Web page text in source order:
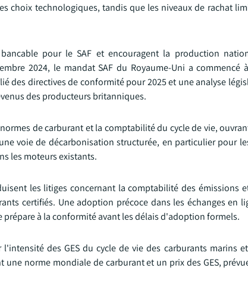
choix technologiques, tandis que les niveaux de rachat
pour le SAF et encouragent la production
2024, le mandat SAF du Royaume-Uni a commencé
des directives de conformité pour 2025 et une analyse
des producteurs britanniques.
de carburant et la comptabilité du cycle de vie,
voie de décarbonisation structurée, en particulier pour
les moteurs existants.
les litiges concernant la comptabilité des émissions
certifiés. Une adoption précoce dans les échanges en
à la conformité avant les délais d'adoption formels.
des GES du cycle de vie des carburants marins
norme mondiale de carburant et un prix des GES,